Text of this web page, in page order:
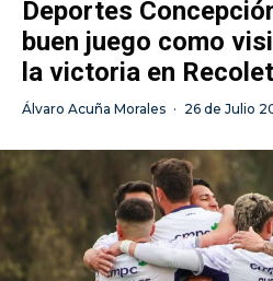
Deportes
buen juego como
la victoria en
Álvaro Acuña Morales · 26 de Julio